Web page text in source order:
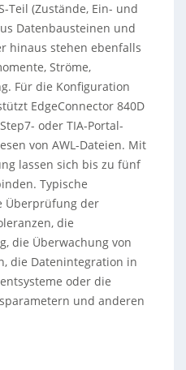
Teil (Zustände, Ein- und
Datenbausteinen und
hinaus stehen ebenfalls
Ströme,
Für die Konfiguration
EdgeConnector 840D
oder TIA-Portal-
von AWL-Dateien. Mit
lassen sich bis zu fünf
Typische
Überprüfung der
die
die Überwachung von
die Datenintegration in
oder die
und anderen